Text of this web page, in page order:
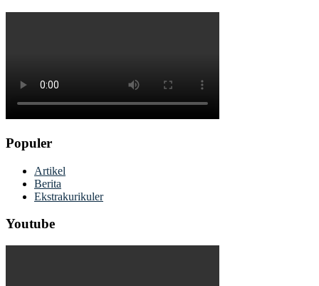
Populer
Artikel
Berita
Ekstrakurikuler
Youtube